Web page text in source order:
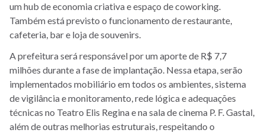
um hub de economia criativa e espaço de coworking.
Também está previsto o funcionamento de restaurante,
cafeteria, bar e loja de souvenirs.
A prefeitura será responsável por um aporte de R$ 7,7
milhões durante a fase de implantação. Nessa etapa, serão
implementados mobiliário em todos os ambientes, sistema
de vigilância e monitoramento, rede lógica e adequações
técnicas no Teatro Elis Regina e na sala de cinema P. F. Gastal,
além de outras melhorias estruturais, respeitando o